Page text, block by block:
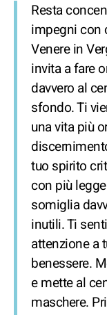
Resta
impegni con
Venere in
invita a fare
davvero al
sfondo. Ti
una vita più
tuo spirito
con più
somiglia
inutili. Ti
attenzione a
benessere.
e mette al
maschere.